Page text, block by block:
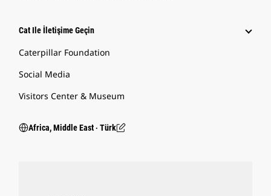
Cat Ile İletişime Geçin
Caterpillar Foundation
Social Media
Visitors Center & Museum
Africa, Middle East ‧ Türk